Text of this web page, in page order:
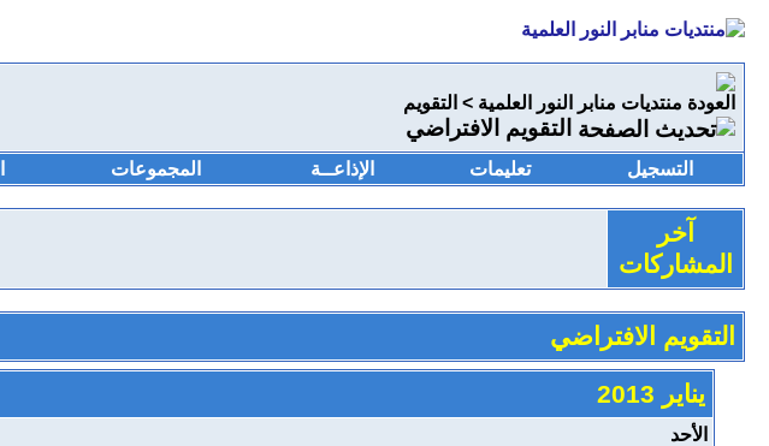
منتديات منابر النور العلمية > التقويم
التقويم الافتراضي
التسجيل تعليمات الإذاعــة المجموعات
آخر
المشاركات
التقويم الافتراضي
يناير 2013
الأحد